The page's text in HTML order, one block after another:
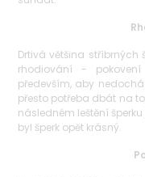
Drtivá většina stříbrných
rhodiování -
především, aby
přesto potřeba dbát na
následném leštění
byl šperk opět krásný.